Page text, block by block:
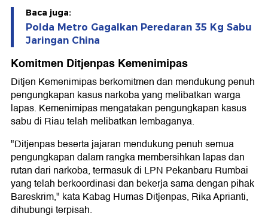
Baca juga:
Polda Metro Gagalkan Peredaran 35 Kg Sabu
Jaringan China
Komitmen Ditjenpas Kemenimipas
Ditjen Kemenimipas berkomitmen dan mendukung penuh
pengungkapan kasus narkoba yang melibatkan warga
lapas. Kemenimipas mengatakan pengungkapan kasus
sabu di Riau telah melibatkan lembaganya.
"Ditjenpas beserta jajaran mendukung penuh semua
pengungkapan dalam rangka membersihkan lapas dan
rutan dari narkoba, termasuk di LPN Pekanbaru Rumbai
yang telah berkoordinasi dan bekerja sama dengan pihak
Bareskrim," kata Kabag Humas Ditjenpas, Rika Aprianti,
dihubungi terpisah.